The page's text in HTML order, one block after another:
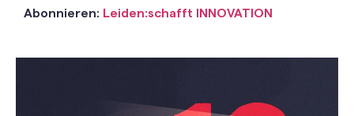
Abonnieren: Leiden:schafft INNOVATION